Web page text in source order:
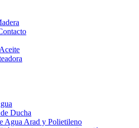
Ducha
Agua Arad y Polietileno